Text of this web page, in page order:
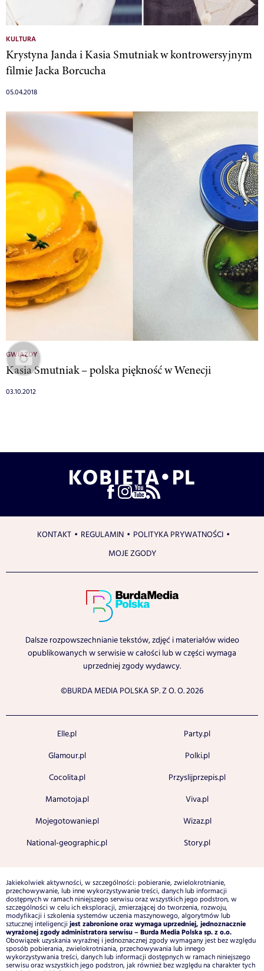
KULTURA
Krystyna Janda i Kasia Smutniak w kontrowersyjnym
filmie Jacka Borcucha
05.04.2018
GWIAZDY
Kasia Smutniak – polska piękność w Wenecji
03.10.2012
KONTAKT REGULAMIN
POLITYKA PRYWATNOŚCI
MOJE ZGODY
Dalsze rozpowszechnianie tekstów, zdjęć i materiałów wideo
opublikowanych w serwisie w całości lub w części wymaga
uprzedniej zgody wydawcy.
©BURDA MEDIA POLSKA SP. Z O. O. 2026
Elle.pl
Glamour.pl
Cocolita.pl
Mamotoja.pl
Mojegotowanie.pl
National-geographic.pl
Party.pl
Polki.pl
Przyslijprzepis.pl
Viva.pl
Wizaz.pl
Story.pl
Jakiekolwiek aktywności, w szczególności: pobieranie, zwielokrotnianie,
przechowywanie, lub inne wykorzystywanie treści, danych lub informacji
dostępnych w ramach niniejszego serwisu oraz wszystkich jego podstron, w
szczególności w celu ich eksploracji, zmierzającej do tworzenia, rozwoju,
modyfikacji i szkolenia systemów uczenia maszynowego, algorytmów lub
sztucznej inteligencji jest zabronione oraz wymaga uprzedniej, jednoznacznie
wyrażonej zgody administratora serwisu – Burda Media Polska sp. z o.o.
Obowiązek uzyskania wyraźnej i jednoznacznej zgody wymagany jest bez względu
sposób pobierania, zwielokrotniania, przechowywania lub innego
wykorzystywania treści, danych lub informacji dostępnych w ramach niniejszego
serwisu oraz wszystkich jego podstron, jak również bez względu na charakter tych